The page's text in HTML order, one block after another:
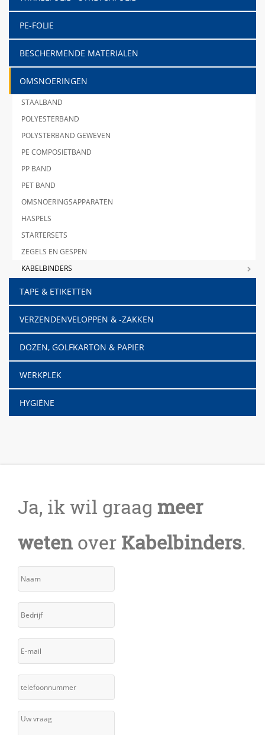
PE-FOLIE
BESCHERMENDE MATERIALEN
OMSNOERINGEN
STAALBAND
POLYESTERBAND
POLYSTERBAND GEWEVEN
PE COMPOSIETBAND
PP BAND
PET BAND
OMSNOERINGSAPPARATEN
HASPELS
STARTERSETS
ZEGELS EN GESPEN
KABELBINDERS
TAPE & ETIKETTEN
VERZENDENVELOPPEN & -ZAKKEN
DOZEN, GOLFKARTON & PAPIER
WERKPLEK
HYGIËNE
Ja, ik wil graag meer
weten over Kabelbinders.